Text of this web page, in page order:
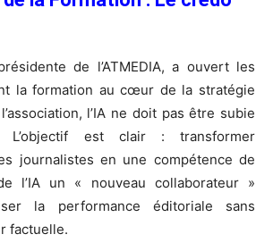
de l’ATMEDIA, a ouvert les
la formation au cœur de la stratégie
l’IA ne doit pas être subie
L’objectif est clair : transformer
journalistes en une compétence de
l’IA un « nouveau collaborateur »
la performance éditoriale sans
factuelle.